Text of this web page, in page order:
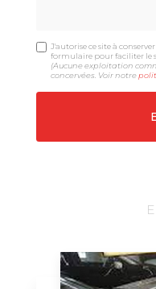
J'autorise ce site à
formulaire pour faciliter le
(Aucune exploitation
concervées. Voir notre